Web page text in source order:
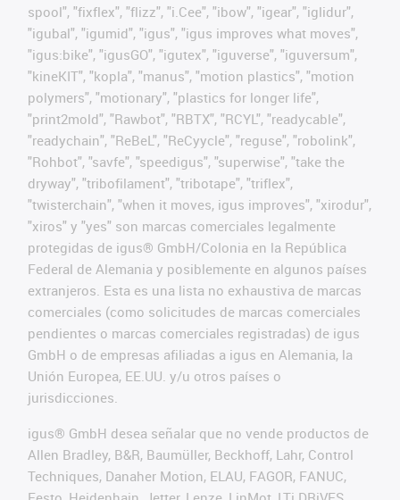
spool", "fixflex", "flizz", "i.Cee", "ibow", "igear", "iglidur",
"igubal", "igumid", "igus", "igus improves what moves",
"igus:bike", "igusGO", "igutex", "iguverse", "iguversum",
"kineKIT", "kopla", "manus", "motion plastics", "motion
polymers", "motionary", "plastics for longer life",
"print2mold", "Rawbot", "RBTX", "RCYL", "readycable",
"readychain", "ReBeL", "ReCyycle", "reguse", "robolink",
"Rohbot", "savfe", "speedigus", "superwise", "take the
dryway", "tribofilament", "tribotape", "triflex",
"twisterchain", "when it moves, igus improves", "xirodur",
"xiros" y "yes" son marcas comerciales legalmente
protegidas de igus® GmbH/Colonia en la República
Federal de Alemania y posiblemente en algunos países
extranjeros. Esta es una lista no exhaustiva de marcas
comerciales (como solicitudes de marcas comerciales
pendientes o marcas comerciales registradas) de igus
GmbH o de empresas afiliadas a igus en Alemania, la
Unión Europea, EE.UU. y/u otros países o
jurisdicciones.
igus® GmbH desea señalar que no vende productos de
Allen Bradley, B&R, Baumüller, Beckhoff, Lahr, Control
Techniques, Danaher Motion, ELAU, FAGOR, FANUC,